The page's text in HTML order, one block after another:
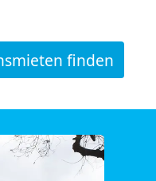
finden